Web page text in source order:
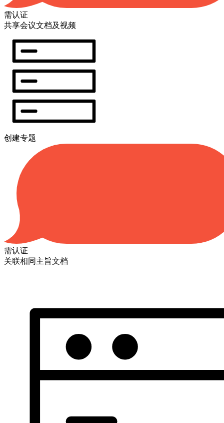
需认证
共享会议文档及视频
创建专题
需认证
关联相同主旨文档